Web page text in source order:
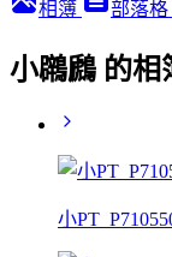
相簿 部落格
小鸊鷉 的相
小